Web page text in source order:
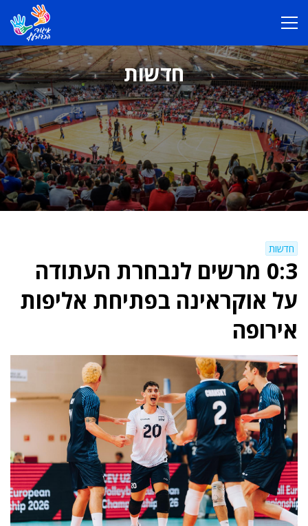
חדשות
חדשות
0:3 מרשים לנבחרת העתודה
על אוקראינה בפתיחת אליפות
אירופה